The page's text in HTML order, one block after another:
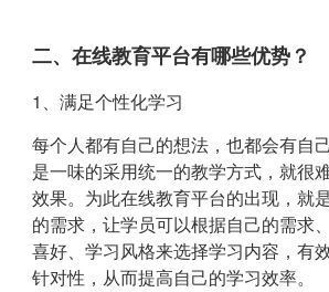
二、在线教育平台有哪些优势？
1、满足个性化学习
每个人都有自己的想法，也都会有自
是一味的采用统一的教学方式，就很
效果。为此在线教育平台的出现，就
的需求，让学员可以根据自己的需求
喜好、学习风格来选择学习内容，有
针对性，从而提高自己的学习效率。